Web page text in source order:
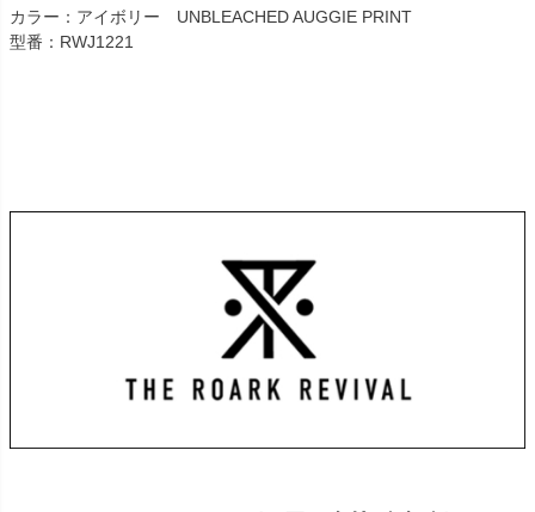
カラー：アイボリー UNBLEACHED AUGGIE PRINT
型番：RWJ1221